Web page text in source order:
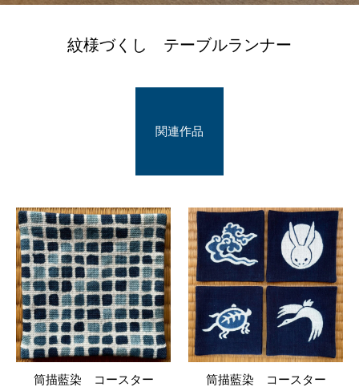
紋様づくし テーブルランナー
関連作品
筒描藍染 コースター 筒描藍染 コースター